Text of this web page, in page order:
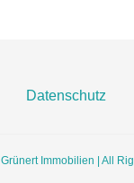
Datenschutz
Grünert Immobilien | All